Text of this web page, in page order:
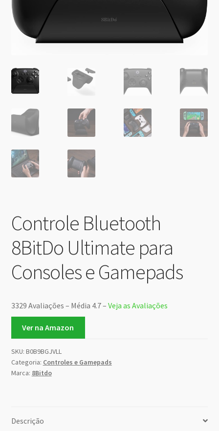
Controle Bluetooth
8BitDo Ultimate para
Consoles e Gamepads
3329 Avaliações – Média 4.7 – Veja as Avaliações
Ver na Amazon
SKU: B0B9BGJVLL
Categoria: Controles e Gamepads
Marca: 8Bitdo
Descrição